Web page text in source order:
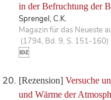
in der Befruchtung der
Sprengel, C.K.
Magazin für das Neueste
(1794, Bd. 9, S. 151-160)
[Rezension] Versuche
und Wärme der